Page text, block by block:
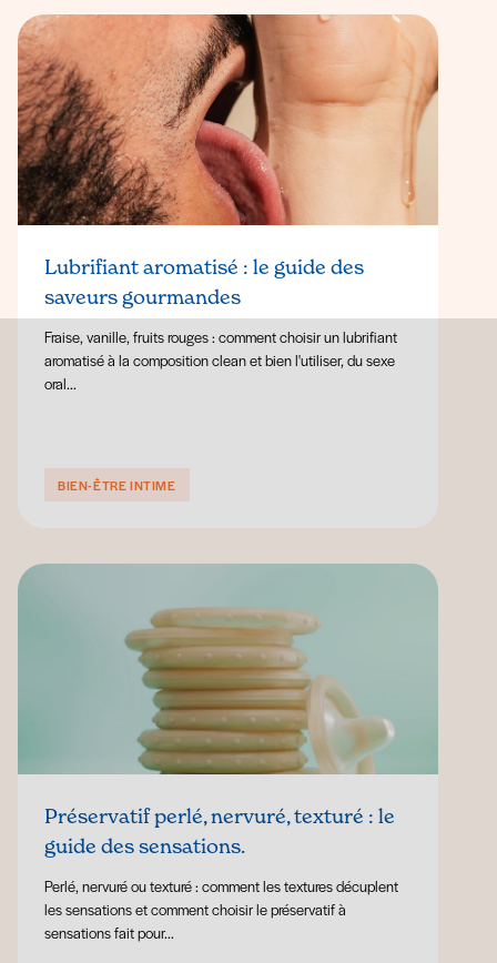
Lubrifiant aromatisé : le guide des
saveurs gourmandes
Fraise, vanille, fruits rouges : comment choisir un lubrifiant
aromatisé à la composition clean et bien l'utiliser, du sexe
oral...
BIEN-ÊTRE INTIME
Préservatif perlé, nervuré, texturé : le
guide des sensations.
Perlé, nervuré ou texturé : comment les textures décuplent
les sensations et comment choisir le préservatif à
sensations fait pour...